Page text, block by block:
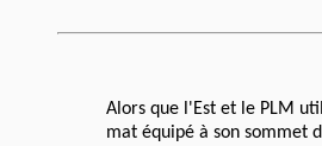
Alors que l'Est et le PLM
mat équipé à son sommet